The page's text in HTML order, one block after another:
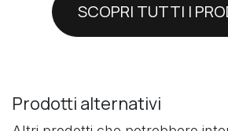
SCOPRI TUTTI I
Prodotti alternativi